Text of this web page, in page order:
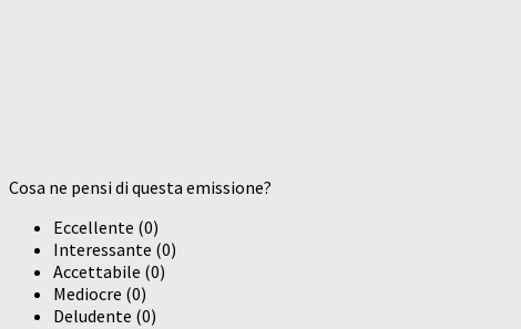
Cosa ne pensi di questa emissione?
Eccellente (0)
Interessante (0)
Accettabile (0)
Mediocre (0)
Deludente (0)